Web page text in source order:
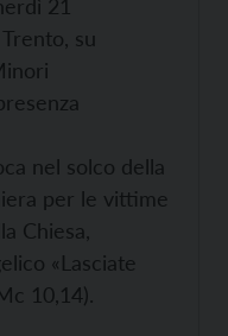
21
su
nel solco della
per le vittime
Chiesa,
«Lasciate
10,14).